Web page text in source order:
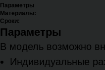
Параметры
Материалы:
Сроки:
Параметры
В модель возможно
Индивидуальные